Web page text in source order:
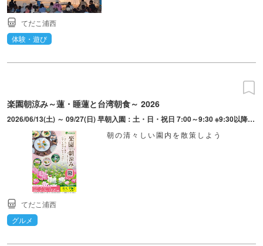
てだこ浦西
体験・遊び
楽園朝涼み～蓮・睡蓮と台湾朝食～ 2026
2026/06/13(土) ～ 09/27(日) 早朝入園：土・日・祝日 7:00～9:30 ※9:30以降の営業時間はWEBを確認（曜日により営業時間が異なる） ※台湾朝食営業時間は土・日・祝日限定 7:00～10:00(L.O.9:30)
朝の清々しい園内を散策しよう
てだこ浦西
グルメ